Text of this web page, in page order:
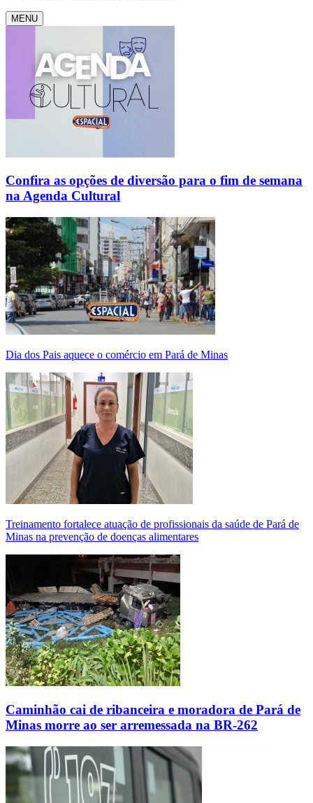
MENU
Confira as opções de diversão para o fim de semana
na Agenda Cultural
Dia dos Pais aquece o comércio em Pará de Minas
Treinamento fortalece atuação de profissionais da saúde de Pará de
Minas na prevenção de doenças alimentares
Caminhão cai de ribanceira e moradora de Pará de
Minas morre ao ser arremessada na BR-262